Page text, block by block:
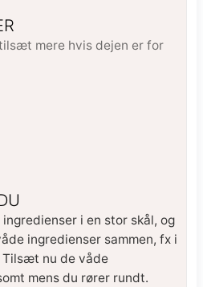
mere hvis dejen er for
i en stor skål, og
ingredienser sammen, fx i
nu de våde
mens du rører rundt.